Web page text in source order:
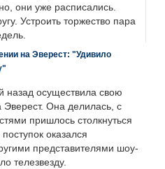
они уже расписались.
Устроить торжество пара
на Эверест: "Удивило
назад осуществила свою
Она делилась, с
пришлось столкнуться
оказался
представителями шоу-
телезвезду.